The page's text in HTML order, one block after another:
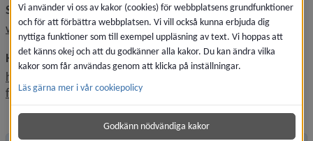
Svenska kyrkan
www.svenskakyrkan.se/umea/oppenforskola
Länk till
Hedlundakyrkan, Equmeniakyrkan
https://hedlundakyrkan.se/kalender/kategori/oppen-
forskola/
Länk till annan webbplats, öppnas i nytt fönster.
Vi använder vi oss av kakor (cookies) för webbplatsens grundfunktioner
och för att förbättra webbplatsen. Vi vill också kunna erbjuda dig
nyttiga funktioner som till exempel uppläsning av text. Vi hoppas att
det känns okej och att du godkänner alla kakor. Du kan ändra vilka
kakor som får användas genom att klicka på inställningar.
Läs gärna mer i vår cookiepolicy
Godkänn nödvändiga kakor